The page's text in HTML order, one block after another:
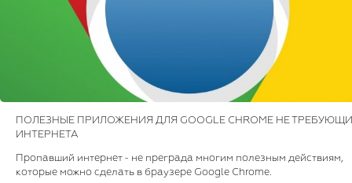
ПОЛЕЗНЫЕ ПРИЛОЖЕНИЯ ДЛЯ GOOGLE CHROME НЕ
ИНТЕРНЕТА
Пропавший интернет - не преграда многим полезным действиям,
которые можно сделать в браузере Google Chrome.